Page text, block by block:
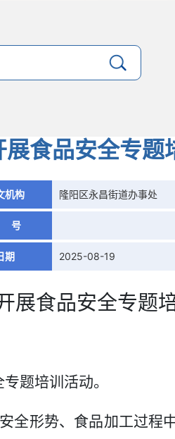
食品安全专题
机构 隆阳区永昌街道办事处
号
期 2025-08-19
展食品安全专题
题培训活动。
全形势、食品加工过程